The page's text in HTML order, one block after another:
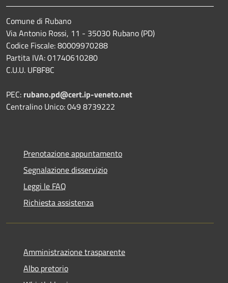
Comune di Rubano
Via Antonio Rossi, 11 - 35030 Rubano (PD)
Codice Fiscale: 80009970288
Partita IVA: 01740610280
C.U.U. UF8F8C
PEC: rubano.pd@cert.ip-veneto.net
Centralino Unico: 049 8739222
Prenotazione appuntamento
Segnalazione disservizio
Leggi le FAQ
Richiesta assistenza
Amministrazione trasparente
Albo pretorio